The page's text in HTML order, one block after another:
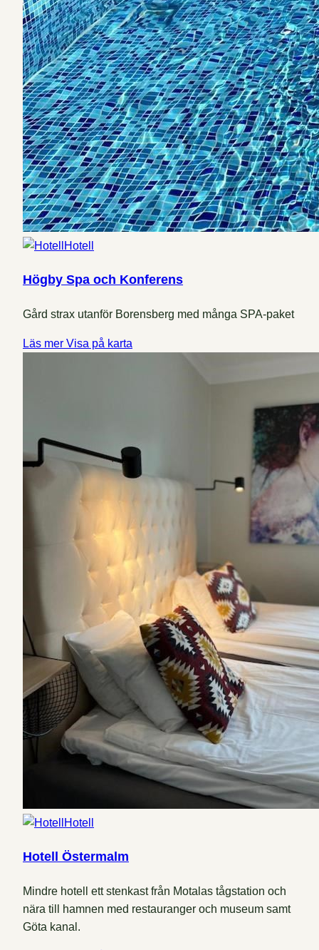
Hotell
Högby Spa och Konferens
Gård strax utanför Borensberg med många SPA-paket
Läs mer Visa på karta
Hotell
Hotell Östermalm
Mindre hotell ett stenkast från Motalas tågstation och
nära till hamnen med restauranger och museum samt
Göta kanal.